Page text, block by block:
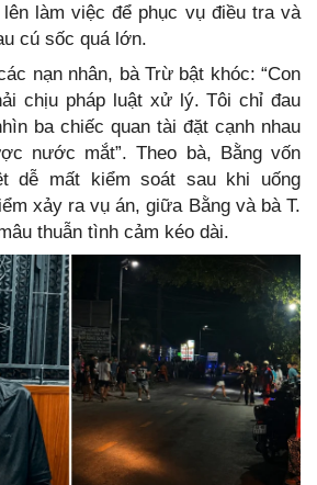
làm việc để phục vụ điều tra và
cú sốc quá lớn.
nạn nhân, bà Trừ bật khóc: “Con
chịu pháp luật xử lý. Tôi chỉ đau
ba chiếc quan tài đặt cạnh nhau
nước mắt”. Theo bà, Bằng vốn
dễ mất kiểm soát sau khi uống
xảy ra vụ án, giữa Bằng và bà T.
thuẫn tình cảm kéo dài.